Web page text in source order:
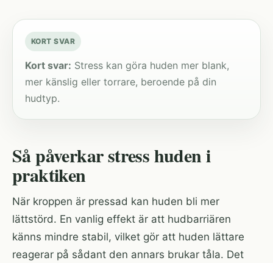
KORT SVAR
Kort svar: Stress kan göra huden mer blank,
mer känslig eller torrare, beroende på din
hudtyp.
Så påverkar stress huden i
praktiken
När kroppen är pressad kan huden bli mer
lättstörd. En vanlig effekt är att hudbarriären
känns mindre stabil, vilket gör att huden lättare
reagerar på sådant den annars brukar tåla. Det